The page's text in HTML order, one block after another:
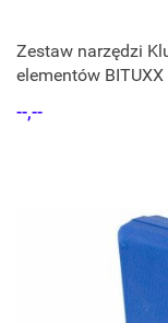
Zestaw narzędzi
elementów BITUXX
--,--